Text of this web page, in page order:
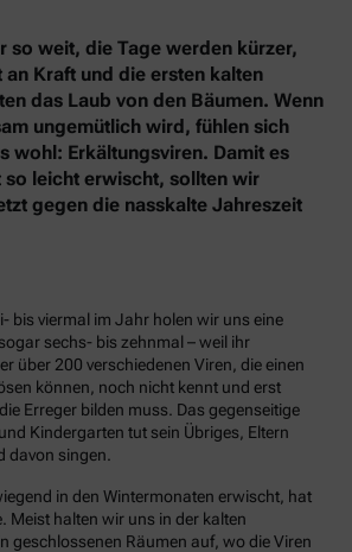
so weit, die Tage werden kürzer,
an Kraft und die ersten kalten
das Laub von den Bäumen. Wenn
ungemütlich wird, fühlen sich
wohl: Erkältungsviren. Damit es
so leicht erwischt, sollten wir
gegen die nasskalte Jahreszeit
bis viermal im Jahr holen wir uns eine
sechs- bis zehnmal – weil ihr
über 200 verschiedenen Viren, die einen
können, noch nicht kennt und erst
Erreger bilden muss. Das gegenseitige
Kindergarten tut sein Übriges, Eltern
davon singen.
in den Wintermonaten erwischt, hat
Meist halten wir uns in der kalten
geschlossenen Räumen auf, wo die Viren